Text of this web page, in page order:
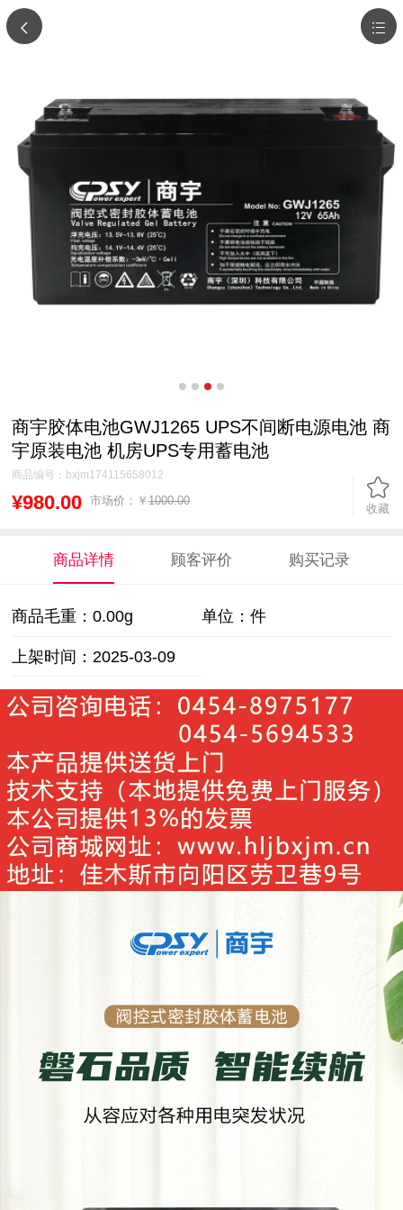
商宇胶体电池GWJ1265 UPS不间断电源电池 商
宇原装电池 机房UPS专用蓄电池
商品编号： bxjm174115658012
¥980.00 市场价：￥ 1000.00
收藏
商品详情 顾客评价 购买记录
商品毛重： 0.00g 单位：件
上架时间：2025-03-09